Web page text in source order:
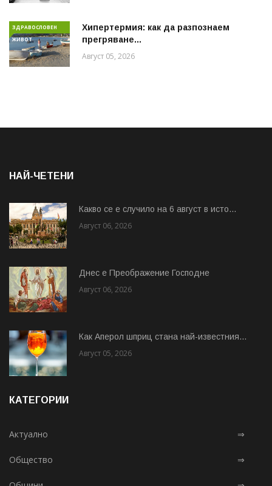
ЗДРАВОСЛОВЕН
ЖИВОТ
Хипертермия: как да разпознаем
прегряване...
Август 05, 2026
НАЙ-ЧЕТЕНИ
Какво се е случило на 6 август в исто...
Август 06, 2026
Днес е Преображение Господне
Август 06, 2026
Как Аперол шприц стана най-известния...
Август 05, 2026
КАТЕГОРИИ
Актуално ⇒
Общество ⇒